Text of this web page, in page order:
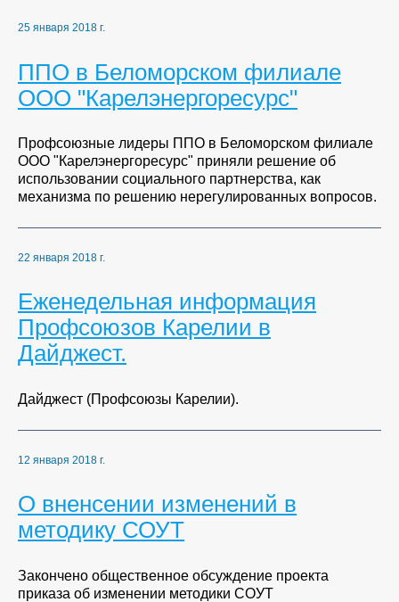
25 января 2018 г.
ППО в Беломорском филиале
ООО "Карелэнергоресурс"
Профсоюзные лидеры ППО в Беломорском филиале
ООО "Карелэнергоресурс" приняли решение об
использовании социального партнерства, как
механизма по решению нерегулированных вопросов.
22 января 2018 г.
Еженедельная информация
Профсоюзов Карелии в
Дайджест.
Дайджест (Профсоюзы Карелии).
12 января 2018 г.
О вненсении изменений в
методику СОУТ
Закончено общественное обсуждение проекта
приказа об изменении методики СОУТ